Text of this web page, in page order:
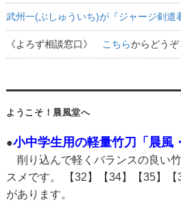
武州一(ぶしゅういち)が『ジャージ剣道
《よろず相談窓口》 こちらからどうぞ
ようこそ！晨風堂へ
●小中学生用の軽量竹刀「晨風
削り込んで軽くバランスの良い
スメです。 【32】【34】【35】【
があります。